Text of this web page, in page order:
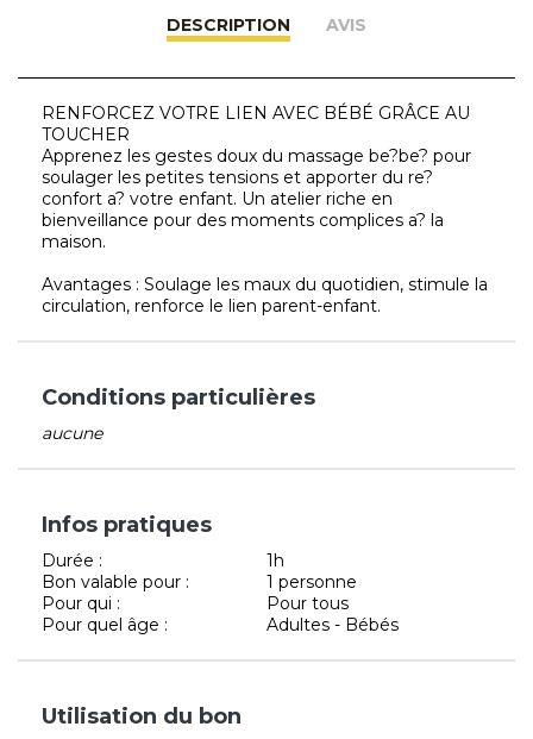
DESCRIPTION AVIS
RENFORCEZ VOTRE LIEN AVEC BÉBÉ GRÂCE AU
TOUCHER
Apprenez les gestes doux du massage be?be? pour
soulager les petites tensions et apporter du re?
confort a? votre enfant. Un atelier riche en
bienveillance pour des moments complices a? la
maison.
Avantages : Soulage les maux du quotidien, stimule la
circulation, renforce le lien parent-enfant.
Conditions particulières
aucune
Infos pratiques
Durée :
1h
Bon valable pour :
1 personne
Pour qui :
Pour tous
Pour quel âge :
Adultes - Bébés
Utilisation du bon